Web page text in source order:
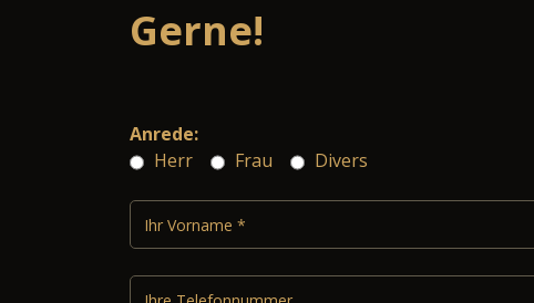
Gerne!
Anrede:
Herr
Frau Divers